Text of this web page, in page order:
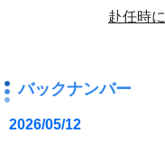
赴任時
バックナンバー
2026/05/12